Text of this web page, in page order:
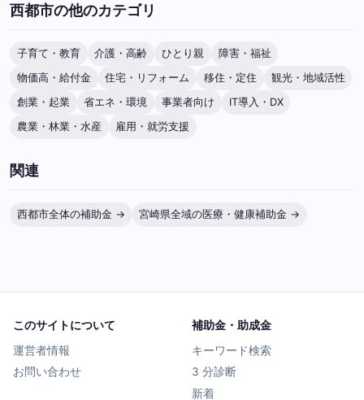
西都市の他のカテゴリ
子育て・教育 介護・高齢 ひとり親
障害・福祉
物価高・給付金
住宅・リフォーム 移住・定住
観光・地域活性
創業・起業
省エネ・環境 事業者向け
IT導入・DX
農業・林業・水産
雇用・就労支援
関連
西都市全体の補助金 → 宮崎県全域の医療・健康補助金 →
このサイトについて
運営者情報
お問い合わせ
補助金・助成金
キーワード検索
3 分診断
新着